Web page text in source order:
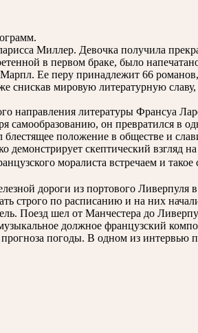
Миллер. Девочка получила
в первом браке, было
Ее перу принадлежит 66 романов,
мировую литературную
направления литературы Франсуа
самообразованию, он превратился
положение в обществе и
скептический взгляд
моралиста встречаем и такое
дороги из портового
строго по расписанию и на них
Поезд шел от Манчестера до
должное французский
прогноза погоды. В одном из